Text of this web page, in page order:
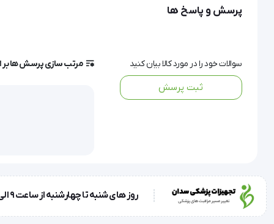
پرسش و پاسخ ها
سوالات خود را در مورد کالا بیان کنید
ثبت پرسش
مرتب سازی پرسش ها
روز های شنبه تا چهارشنبه از ساعت 9 الی 17 و روز پنجشنبه ساعت 9 الی 13